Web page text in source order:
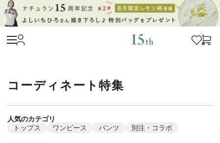
コーディネート特集
人気のカテゴリ
トップス
ワンピース パンツ 別注・コラボ